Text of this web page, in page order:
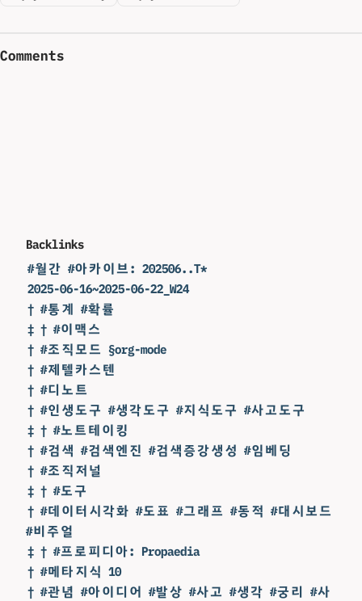
Comments
Backlinks
#월간 #아카이브: 202506..T*
2025-06-16~2025-06-22_W24
† #통계 #확률
‡ † #이맥스
† #조직모드 §org-mode
† #제텔카스텐
† #디노트
† #인생도구 #생각도구 #지식도구 #사고도구
‡ † #노트테이킹
† #검색 #검색엔진 #검색증강생성 #임베딩
† #조직저널
‡ † #도구
† #데이터시각화 #도표 #그래프 #동적 #대시보드
#비주얼
‡ † #프로피디아: Propaedia
† #메타지식 10
† #관념 #아이디어 #발상 #사고 #생각 #궁리 #사